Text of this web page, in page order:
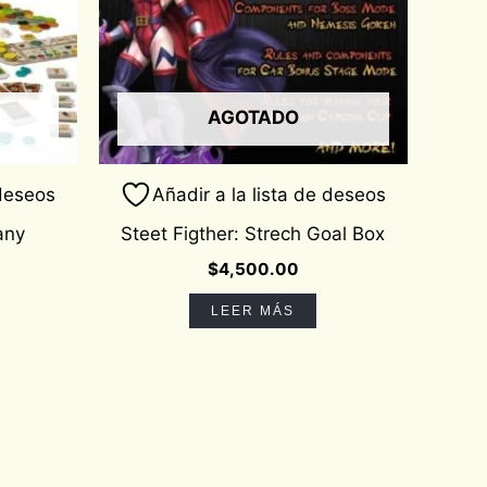
AGOTADO
Añadir a la lista de deseos
Steet Figther: Strech Goal Box
$4,500.00
LEER MÁS